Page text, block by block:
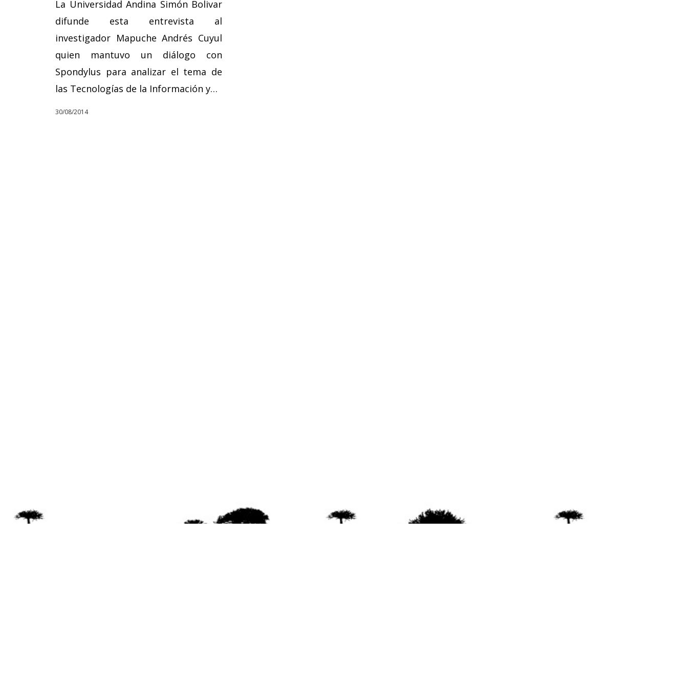
La Universidad Andina Simón Bolivar
difunde esta entrevista al
investigador Mapuche Andrés Cuyul
quien mantuvo un diálogo con
Spondylus para analizar el tema de
las Tecnologías de la Información y…
30/08/2014